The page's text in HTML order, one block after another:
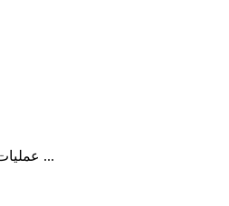
عملیات اجرایی مجتمع فرهنگی و هنری کلور از سال ۱۳۹۳ آغاز شده بود که با عنایت وزیر فرهنگ و ارشاد اسلامی دولت چهاردهم و با ...